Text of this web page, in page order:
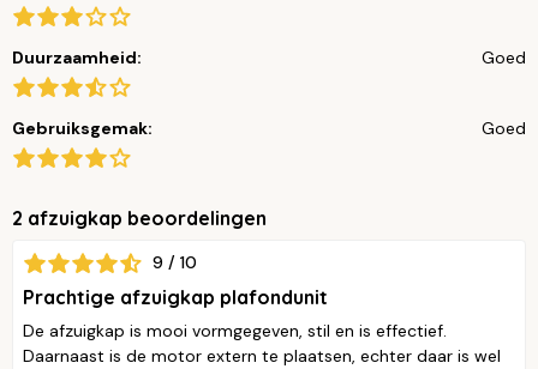
Duurzaamheid: Goed
Gebruiksgemak: Goed
2 afzuigkap beoordelingen
9 / 10
Prachtige afzuigkap plafondunit
De afzuigkap is mooi vormgegeven, stil en is effectief.
Daarnaast is de motor extern te plaatsen, echter daar is wel